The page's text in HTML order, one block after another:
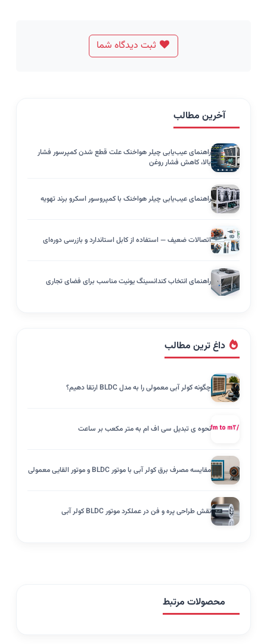
آخرین مطالب
راهنمای عیب‌یابی چیلر هواخنک علت قطع شدن کمپرسور فشار
بالا، کاهش فشار روغن
راهنمای عیب‌یابی چیلر هواخنک با کمپروسور اسکرو برند تهویه
اتصالات ضعیف — استفاده از کابل استاندارد و بازرسی دوره‌ای
راهنمای انتخاب کندانسینگ یونیت مناسب برای فضای تجاری
داغ ترین مطالب
چگونه کولر آبی معمولی را به مدل BLDC ارتقا دهیم؟
نحوه ی تبدیل سی اف ام به متر مکعب بر ساعت
مقایسه مصرف برق کولر آبی با موتور BLDC و موتور القایی معمولی
نقش طراحی پره و فن در عملکرد موتور BLDC کولر آبی
ثبت دیدگاه شما
محصولات مرتبط